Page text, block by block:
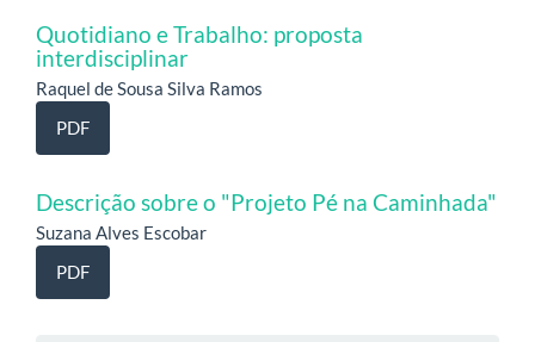
Quotidiano e Trabalho: proposta
interdisciplinar
Raquel de Sousa Silva Ramos
PDF
Descrição sobre o "Projeto Pé na Caminhada"
Suzana Alves Escobar
PDF